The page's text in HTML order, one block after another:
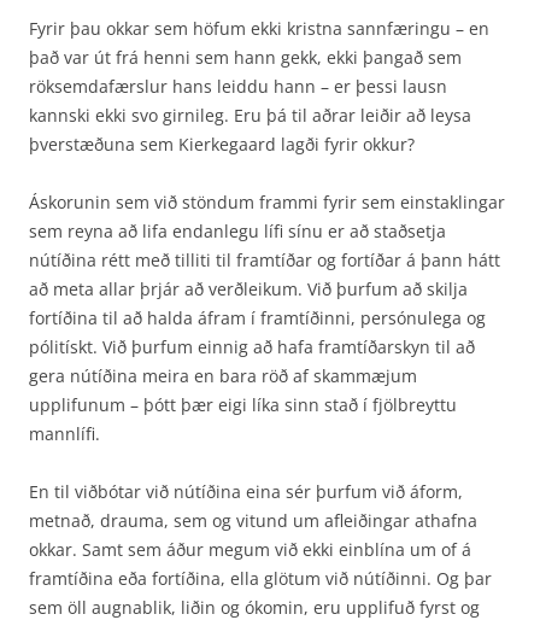
Fyrir þau okkar sem höfum ekki kristna sannfæringu – en
það var út frá henni sem hann gekk, ekki þangað sem
röksemdafærslur hans leiddu hann – er þessi lausn
kannski ekki svo girnileg. Eru þá til aðrar leiðir að leysa
þverstæðuna sem Kierkegaard lagði fyrir okkur?
Áskorunin sem við stöndum frammi fyrir sem einstaklingar
sem reyna að lifa endanlegu lífi sínu er að staðsetja
nútíðina rétt með tilliti til framtíðar og fortíðar á þann hátt
að meta allar þrjár að verðleikum. Við þurfum að skilja
fortíðina til að halda áfram í framtíðinni, persónulega og
pólitískt. Við þurfum einnig að hafa framtíðarskyn til að
gera nútíðina meira en bara röð af skammæjum
upplifunum – þótt þær eigi líka sinn stað í fjölbreyttu
mannlífi.
En til viðbótar við nútíðina eina sér þurfum við áform,
metnað, drauma, sem og vitund um af­leiðingar athafna
okkar. Samt sem áður megum við ekki einblína um of á
framtíðina eða fortíðina, ella glötum við nútíðinni. Og þar
sem öll augnablik, liðin og ókomin, eru upplifuð fyrst og